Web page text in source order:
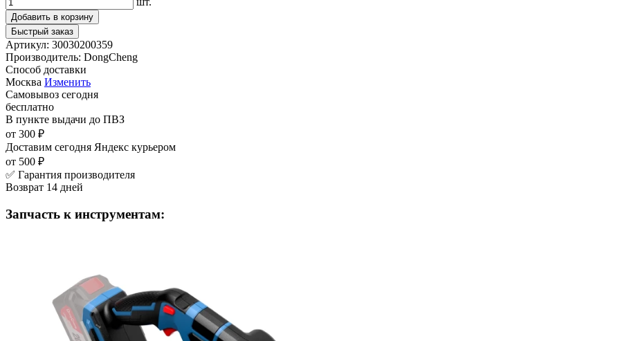
Добавить в корзину
Быстрый заказ
Артикул: 30030200359
Производитель: DongCheng
Способ доставки
Москва Изменить
Самовывоз сегодня
бесплатно
В пункте выдачи до ПВЗ
от 300 ₽
Доставим сегодня Яндекс курьером
от 500 ₽
✅ Гарантия производителя
Возврат 14 дней
Запчасть к инструментам: